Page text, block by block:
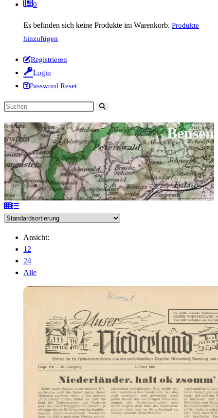
0
Es befinden sich keine Produkte im Warenkorb. Produkte
hinzufügen
Registrieren
Login
Password Reset
Diese
durchsuchen
Bensen
Ansicht:
12
24
Alle